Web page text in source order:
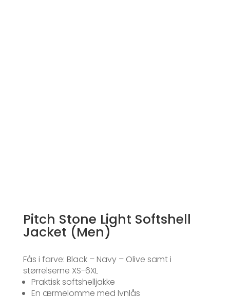
Pitch Stone Light Softshell
Jacket (Men)
Fås i farve: Black – Navy – Olive samt i
størrelserne XS-6XL
Praktisk softshelljakke
En ærmelomme med lynlås